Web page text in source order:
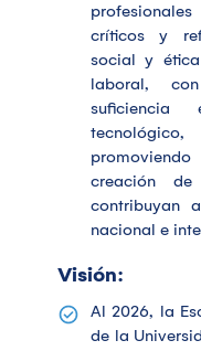
críticos y
social y
laboral,
creación de
contribuyan
nacional e
Visión:
Al 2026, la
de la